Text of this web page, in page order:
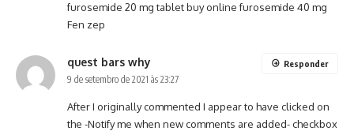
furosemide 20 mg tablet buy onlinefurosemide 40 mg
Fen zep
quest bars why
9 de setembro de 2021 às 23:27
After I originally commented I appear to have clicked on
the -Notify me when new comments are added- checkbox
Responder